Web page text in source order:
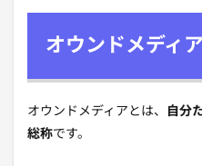
オウンドメディ
オウンドメディアとは、
自分
総称です。